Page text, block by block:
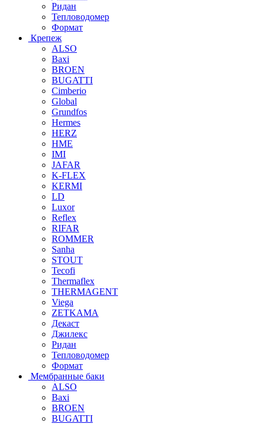
Ридан
Тепловодомер
Формат
Крепеж
ALSO
Baxi
BROEN
BUGATTI
Cimberio
Global
Grundfos
Hermes
HERZ
HME
IMI
JAFAR
K-FLEX
KERMI
LD
Luxor
Reflex
RIFAR
ROMMER
Sanha
STOUT
Tecofi
Thermaflex
THERMAGENT
Viega
ZETKAMA
Декаст
Джилекс
Ридан
Тепловодомер
Формат
Мембранные баки
ALSO
Baxi
BROEN
BUGATTI